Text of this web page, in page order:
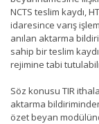
NCTS teslim kaydı,
idaresince varış
anılan aktarma
sahip bir teslim
rejimine tabi
Söz konusu TIR
aktarma
özet beyan